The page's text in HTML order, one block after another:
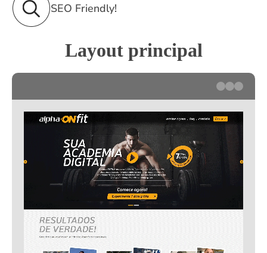
SEO Friendly!
Layout principal